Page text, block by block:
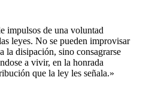
impulsos de una voluntad
leyes. No se pueden improvisar
la disipación, sino consagrarse
a vivir, en la honrada
que la ley les señala.»